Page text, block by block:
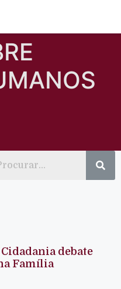
debate
Famí­lia